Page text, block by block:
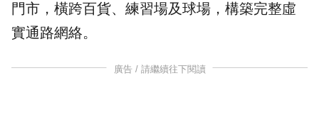
門市，橫跨百貨、練習場及球場，構築完整虛
實通路網絡。
廣告 / 請繼續往下閱讀